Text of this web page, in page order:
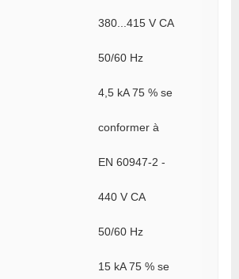
380...415 V CA
50/60 Hz
4,5 kA 75 % se
conformer à
EN 60947-2 -
440 V CA
50/60 Hz
15 kA 75 % se